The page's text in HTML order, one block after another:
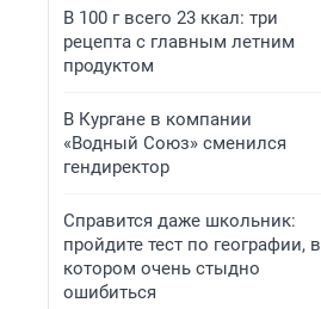
В 100 г всего 23 ккал: три
рецепта с главным летним
продуктом
В Кургане в компании
«Водный Союз» сменился
гендиректор
Справится даже школьник:
пройдите тест по географии, в
котором очень стыдно
ошибиться